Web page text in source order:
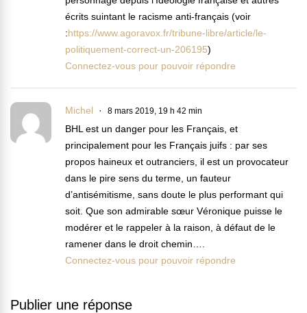
écrits suintant le racisme anti-français (voir
:https://www.agoravox.fr/tribune-libre/article/le-
politiquement-correct-un-206195)
Connectez-vous pour pouvoir répondre
Michel 8 mars 2019, 19 h 42 min
BHL est un danger pour les Français, et
principalement pour les Français juifs : par ses
propos haineux et outranciers, il est un provocateur
dans le pire sens du terme, un fauteur
d’antisémitisme, sans doute le plus performant qui
soit. Que son admirable sœur Véronique puisse le
modérer et le rappeler à la raison, à défaut de le
ramener dans le droit chemin….
Connectez-vous pour pouvoir répondre
Publier une réponse